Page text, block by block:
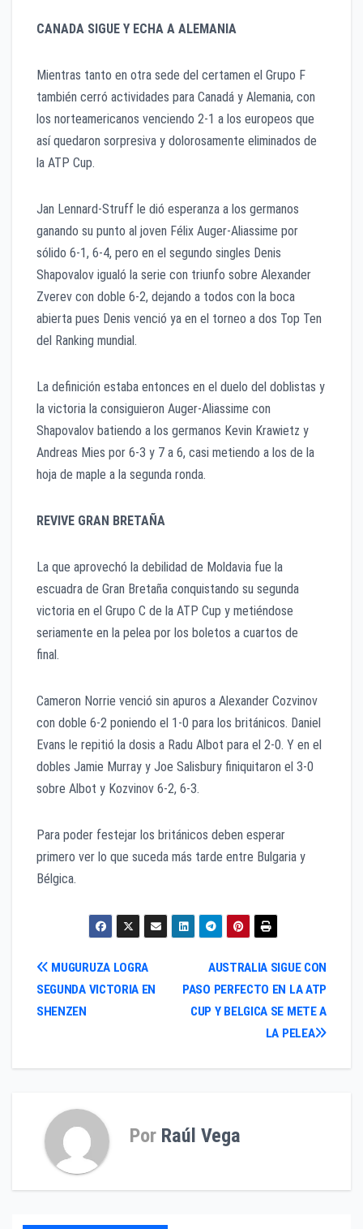
CANADA SIGUE Y ECHA A ALEMANIA
Mientras tanto en otra sede del certamen el Grupo F
también cerró actividades para Canadá y Alemania, con
los norteamericanos venciendo 2-1 a los europeos que
así quedaron sorpresiva y dolorosamente eliminados de
la ATP Cup.
Jan Lennard-Struff le dió esperanza a los germanos
ganando su punto al joven Félix Auger-Aliassime por
sólido 6-1, 6-4, pero en el segundo singles Denis
Shapovalov igualó la serie con triunfo sobre Alexander
Zverev con doble 6-2, dejando a todos con la boca
abierta pues Denis venció ya en el torneo a dos Top Ten
del Ranking mundial.
La definición estaba entonces en el duelo del doblistas y
la victoria la consiguieron Auger-Aliassime con
Shapovalov batiendo a los germanos Kevin Krawietz y
Andreas Mies por 6-3 y 7 a 6, casi metiendo a los de la
hoja de maple a la segunda ronda.
REVIVE GRAN BRETAÑA
La que aprovechó la debilidad de Moldavia fue la
escuadra de Gran Bretaña conquistando su segunda
victoria en el Grupo C de la ATP Cup y metiéndose
seriamente en la pelea por los boletos a cuartos de
final.
Cameron Norrie venció sin apuros a Alexander Cozvinov
con doble 6-2 poniendo el 1-0 para los británicos. Daniel
Evans le repitió la dosis a Radu Albot para el 2-0. Y en el
dobles Jamie Murray y Joe Salisbury finiquitaron el 3-0
sobre Albot y Kozvinov 6-2, 6-3.
Para poder festejar los británicos deben esperar
primero ver lo que suceda más tarde entre Bulgaria y
Bélgica.
Navegación
de
AUSTRALIA SIGUE CON
PASO PERFECTO EN LA ATP
CUP Y BELGICA SE METE A
LA PELEA
MUGURUZA LOGRA
SEGUNDA VICTORIA EN
SHENZEN
Por Raúl Vega